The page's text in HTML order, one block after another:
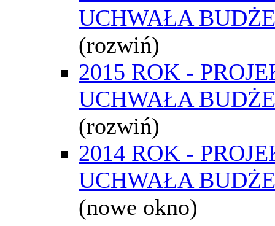
UCHWAŁA
(rozwiń)
2015 ROK -
UCHWAŁA
(rozwiń)
2014 ROK -
UCHWAŁA
(nowe okno)